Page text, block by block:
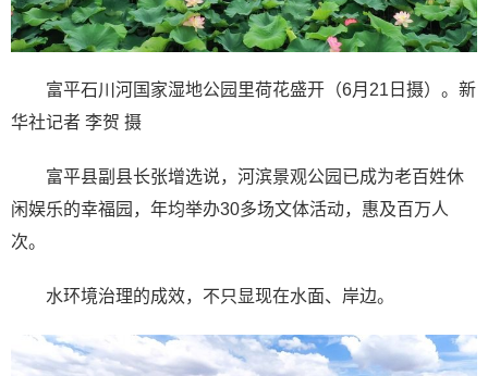
富平石川河国家湿地公园里荷花盛开（6月21日摄）。新
华社记者 李贺 摄
富平县副县长张增选说，河滨景观公园已成为老百姓休
闲娱乐的幸福园，年均举办30多场文体活动，惠及百万人
次。
水环境治理的成效，不只显现在水面、岸边。